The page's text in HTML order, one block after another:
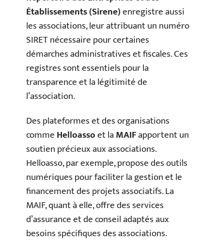
Établissements (Sirene)enregistre aussi
les associations, leur attribuant un numéro
SIRET nécessaire pour certaines
démarches administratives et fiscales. Ces
registres sont essentiels pour la
transparence et la légitimité de
l’association.
Des plateformes et des organisations
commeHelloassoet laMAIFapportent un
soutien précieux aux associations.
Helloasso, par exemple, propose des outils
numériques pour faciliter la gestion et le
financement des projets associatifs. La
MAIF, quant à elle, offre des services
d’assurance et de conseil adaptés aux
besoins spécifiques des associations.